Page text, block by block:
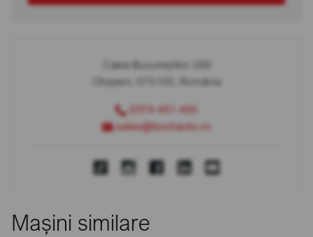
Calea Bucureștilor 289
Otopeni, 075100, România
0374 451 400
sales@bcchauto.ro
Mașini similare